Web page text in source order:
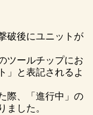
破後にユニットが
ツールチップにお
」と表記されるよ
際、「進行中」の
した。